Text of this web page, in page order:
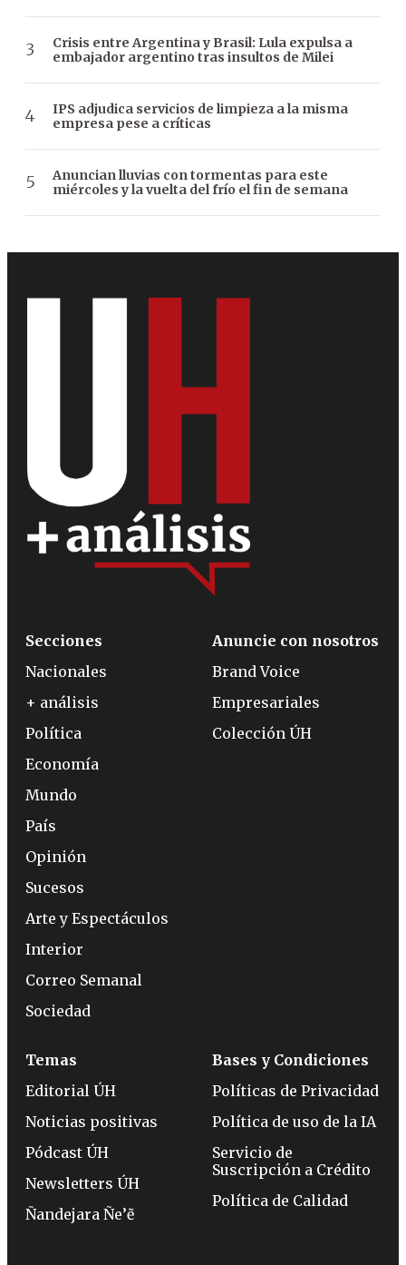
Crisis entre Argentina y Brasil: Lula expulsa a
embajador argentino tras insultos de Milei
IPS adjudica servicios de limpieza a la misma
empresa pese a críticas
Anuncian lluvias con tormentas para este
miércoles y la vuelta del frío el fin de semana
Secciones
Nacionales
+ análisis
Política
Economía
Mundo
País
Opinión
Sucesos
Arte y Espectáculos
Interior
Correo Semanal
Sociedad
Anuncie con nosotros
Brand Voice
Empresariales
Colección ÚH
Temas
Editorial ÚH
Noticias positivas
Pódcast ÚH
Newsletters ÚH
Ñandejara Ñe’ẽ
Bases y Condiciones
Políticas de Privacidad
Política de uso de la IA
Servicio de
Suscripción a Crédito
Política de Calidad